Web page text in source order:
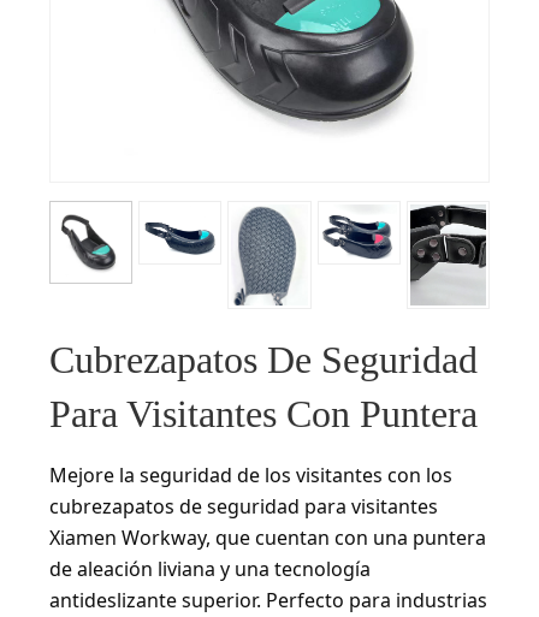
Cubrezapatos De Seguridad
Para Visitantes Con Puntera
Mejore la seguridad de los visitantes con los
cubrezapatos de seguridad para visitantes
Xiamen Workway, que cuentan con una puntera
de aleación liviana y una tecnología
antideslizante superior. Perfecto para industrias